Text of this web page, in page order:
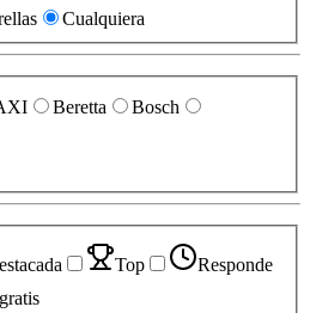
Cualquiera
Beretta
Bosch
Top
Responde